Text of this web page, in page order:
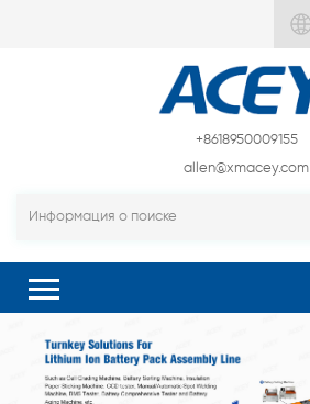
+8618950009155
allen@xmacey.com